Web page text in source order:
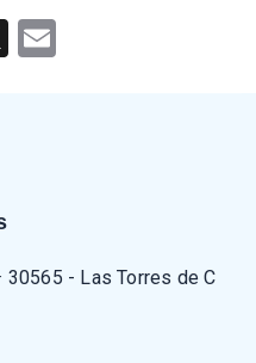
X
30565 - Las Torres de C